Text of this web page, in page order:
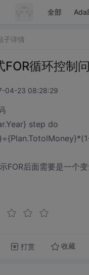
全部 Ada
子详情
FOR循环控制
04-23 08:28:29
step do
FOR后面需要是一个
打赏 收藏